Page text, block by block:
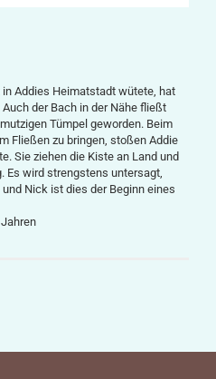
in Addies Heimatstadt wütete, hat
der Bach in der Nähe fließt
Tümpel geworden. Beim
Fließen zu bringen, stoßen Addie
Sie ziehen die Kiste an Land und
Es wird strengstens untersagt,
Nick ist dies der Beginn eines